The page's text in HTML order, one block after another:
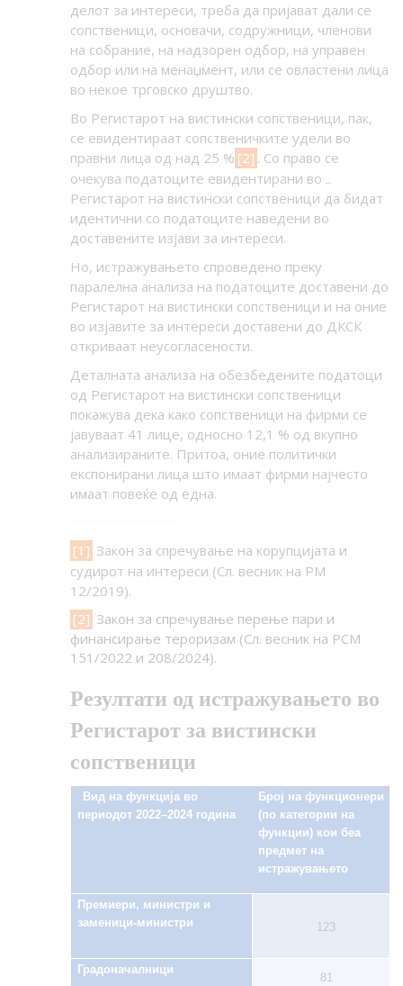
делот за интереси, треба да пријават дали се
сопственици, основачи, содружници, членови
на собрание, на надзорен одбор, на управен
одбор или на менаџмент, или се овластени лица
во некое трговско друштво.
Во Регистарот на вистински сопственици, пак,
се евидентираат сопственичките удели во
правни лица од над 25 % [2] . Со право се
очекува податоците евидентирани во
Регистарот на вистински сопственици да бидат
идентични со податоците наведени во
доставените изјави за интереси.
Но, истражувањето спроведено преку
паралелна анализа на податоците доставени до
Регистарот на вистински сопственици и на оние
во изјавите за интереси доставени до ДКСК
откриваат неусогласености.
Деталната анализа на обезбедените податоци
од Регистарот на вистински сопственици
покажува дека како сопственици на фирми се
јавуваат 41 лице, односно 12,1 % од вкупно
анализираните. Притоа, оние политички
експонирани лица што имаат фирми најчесто
имаат повеќе од една.
[1] Закон за спречување на корупцијата и
судирот на интереси (Сл. весник на РМ
12/2019).
[2] Закон за спречување перење пари и
финансирање тероризам (Сл. весник на РСМ
151/2022 и 208/2024).
Резултати од истражувањето во
Регистарот за вистински
сопственици
Вид на функција во
периодот 2022–2024 година
Број на функционери
(по категории на
функции) кои беа
предмет на
истражувањето
Премиери, министри и
заменици-министри
123
Градоначалници
81